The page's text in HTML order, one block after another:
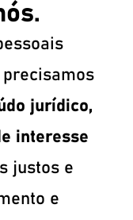
jurídico,
interesse
justos e
e